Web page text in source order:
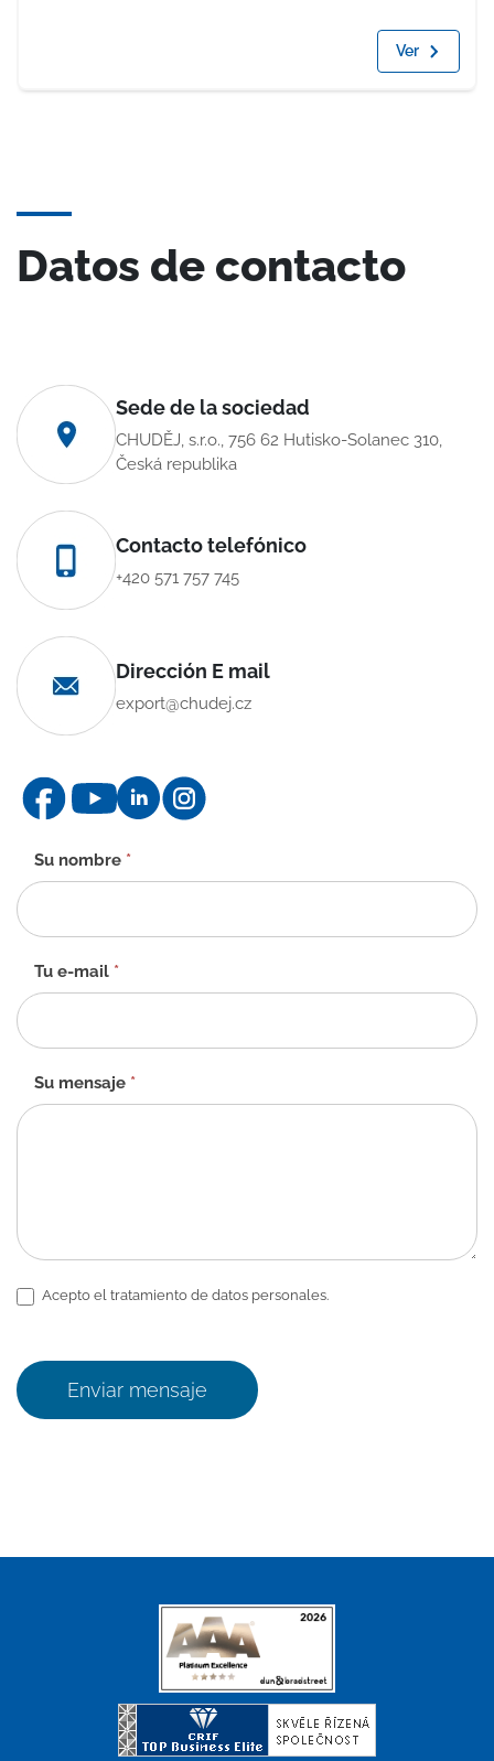
Ver
Datos de contacto
Sede de la sociedad
CHUDĚJ, s.r.o., 756 62 Hutisko-Solanec 310,
Česká republika
Contacto telefónico
+420 571 757 745
Dirección E mail
export@chudej.cz
Formulario
de
contacto
-
Su nombre *
Tu e-mail *
Su mensaje *
Acepto el tratamiento de datos personales.
Enviar mensaje